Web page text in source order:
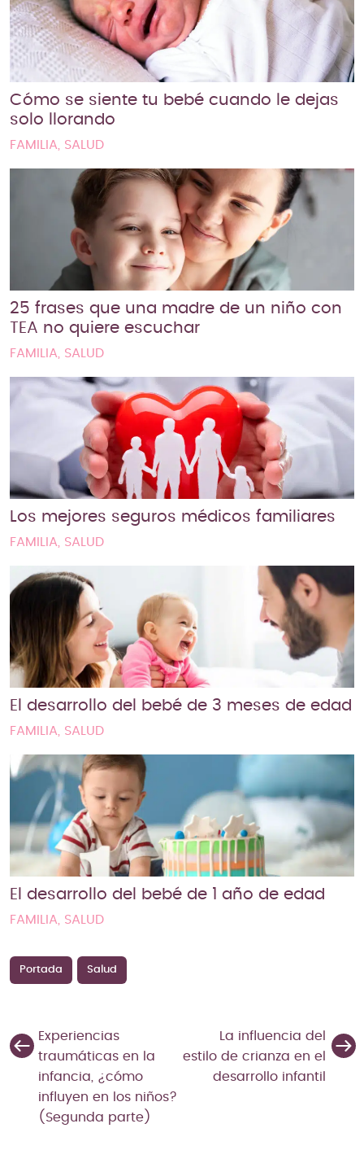
Cómo se siente tu bebé cuando le dejas
solo llorando
FAMILIA, SALUD
25 frases que una madre de un niño con
TEA no quiere escuchar
FAMILIA, SALUD
Los mejores seguros médicos familiares
FAMILIA, SALUD
El desarrollo del bebé de 3 meses de edad
FAMILIA, SALUD
El desarrollo del bebé de 1 año de edad
FAMILIA, SALUD
Portada Salud
Experiencias
traumáticas en la
infancia, ¿cómo
influyen en los niños?
(Segunda parte)
La influencia del
estilo de crianza en el
desarrollo infantil